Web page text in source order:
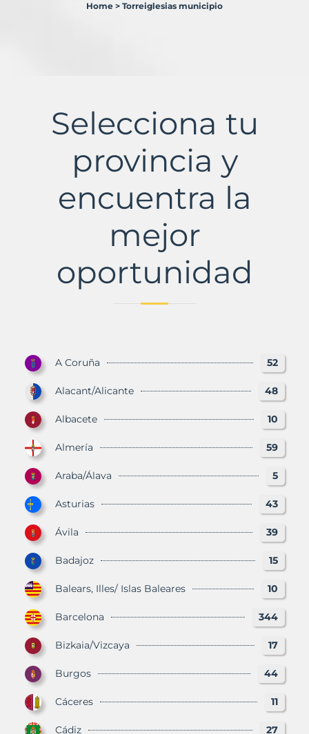
Murbalands
Home > Torreiglesias municipio
Selecciona tu
provincia y
encuentra la
mejor
oportunidad
A Coruña 52
Alacant/Alicante 48
Albacete 10
Almería 59
Araba/Álava 5
Asturias 43
Ávila 39
Badajoz 15
Balears, Illes/ Islas Baleares 10
Barcelona 344
Bizkaia/Vizcaya 17
Burgos 44
Cáceres 11
Cádiz 27